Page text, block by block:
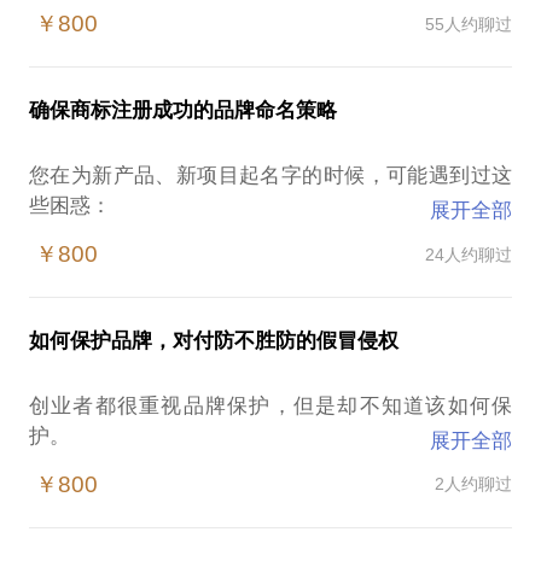
的把握案件。
【在行郑重提示】：此话题内容仅为该行家在法律领
不具有任何法律效力。如您需要聘请律师，在行建议
您通过正式途径签订相关的律师代理合同、顾问合同
或其他形式的聘用合同。本话题内容及行家观点不代
表平台观点，平台对话题内容不予担保，烦请知悉。
的机构建设知识产权框架系统。
初创企业商标怎么设计，怎么注册？
新企业的技术开发如何取得专利保护？
在这些方面，相信我能为你提供帮助，我愿意与你交
流的内容包括：
帮助学员了解商标注册、专利申请中隐含的风险，引
申请专利、及版权保护。
竟一小时的谈话只能解决一个小问题。请把你的问题
提前发给我，方便我做更精确的准备，提升见面效
￥800 55人约聊过
确保商标注册成功的品牌命名策略
您在为新产品、新项目起名字的时候，可能遇到过这
些困惑：
来头脑风暴，起了很多的名字，要么是不合适，要么
原本以为找大师起的名字应该好，结果在注册商标的
时候还是被驳回，或者投入使用后表现平平。
字和词组早已被他人注册成商标，我们这些新近发展
起来的产品和项目还能想出一个，即叫得响，又能注
册商标的好名字吗？
展开全部
￥800 24人约聊过
如何保护品牌，对付防不胜防的假冒侵权
创业者都很重视品牌保护，但是却不知道该如何保
护。
标，怎么注册商标才能最大化的保护商标？
展开全部
￥800 2人约聊过